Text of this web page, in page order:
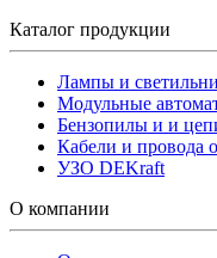
Каталог продукции
Лампы и
Модульные
Бензопилы и и
Кабели и
УЗО DEKraft
О компании